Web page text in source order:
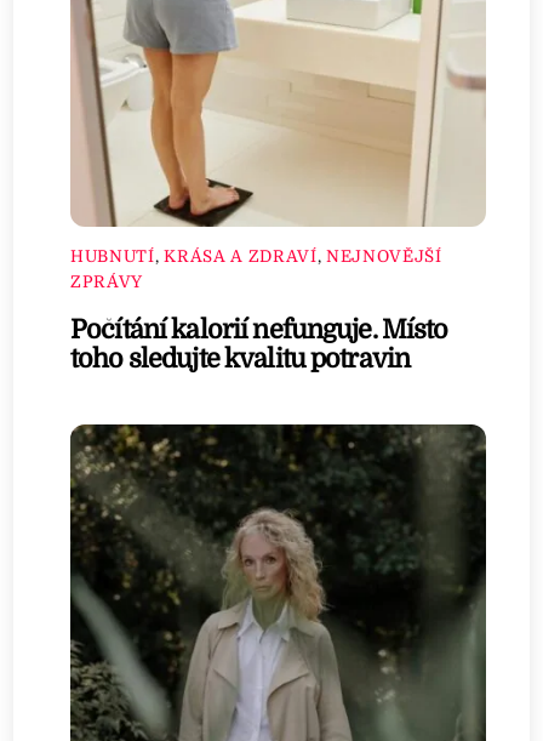
HUBNUTÍ,KRÁSA A ZDRAVÍ, NEJNOVĚJŠÍ
ZPRÁVY
Počítání kalorií nefunguje. Místo
toho sledujte kvalitu potravin